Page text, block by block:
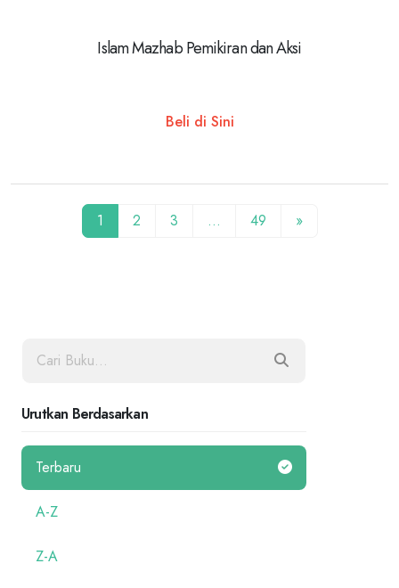
Islam Mazhab Pemikiran dan Aksi
Beli di Sini
1 2 3 … 49 »
Urutkan Berdasarkan
Terbaru
A-Z
Z-A